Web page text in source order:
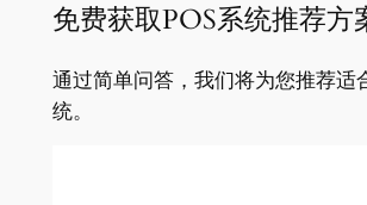
免费获取POS系统推荐方
通过简单问答，我们将为您推荐适
统。